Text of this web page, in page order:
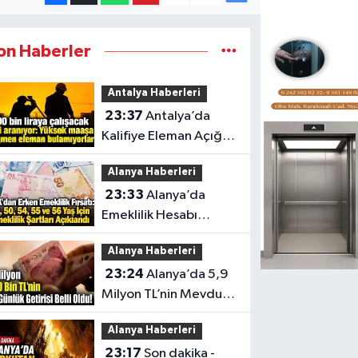
Haberler
Antalya Haberleri
23:37 Antalya’da
Kalifiye Eleman Açığı
Sektörleri Zorluyor
Alanya Haberleri
23:33 Alanya’da
Emeklilik Hesabı
Yapanlar İçin Kritik Yaş
Şartları
Alanya Haberleri
23:24 Alanya’da 5,9
Milyon TL’nin Mevduat
Getirisi
Alanya Haberleri
23:17 Son dakika -